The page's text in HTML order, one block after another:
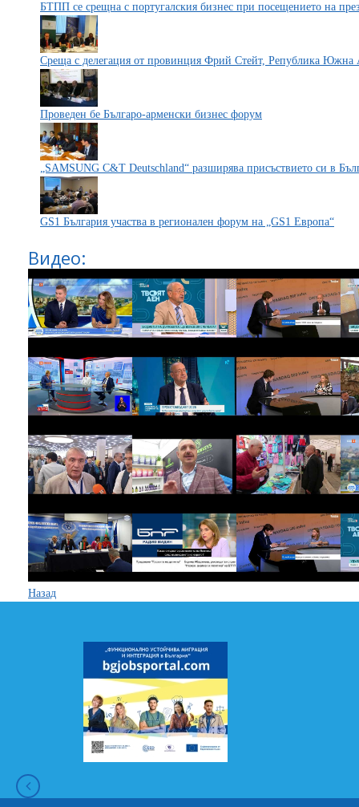
БТПП се срещна с португалския бизнес при посещението на
Среща с делегация от провинция Фрий Стейт, Република Южна
Проведен бе Българо-aрменски бизнес форум
„SAMSUNG C&T Deutschland“ разширява присъствието си в
GS1 България участва в регионален форум на „GS1 Европа“
Видео:
Назад